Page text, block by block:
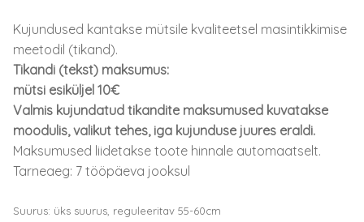
Kujundused kantakse mütsile kvaliteetsel masintikkimise
meetodil (tikand).
Tikandi (tekst) maksumus:
mütsi esiküljel 10€
Valmis kujundatud tikandite maksumused kuvatakse
moodulis, valikut tehes, iga kujunduse juures eraldi.
Maksumused liidetakse toote hinnale automaatselt.
Tarneaeg: 7 tööpäeva jooksul
Suurus: üks suurus, reguleeritav 55-60cm